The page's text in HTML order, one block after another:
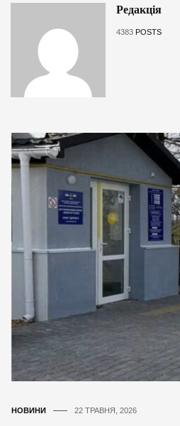
Редакція
4383 POSTS
НОВИНИ 22 ТРАВНЯ, 2026